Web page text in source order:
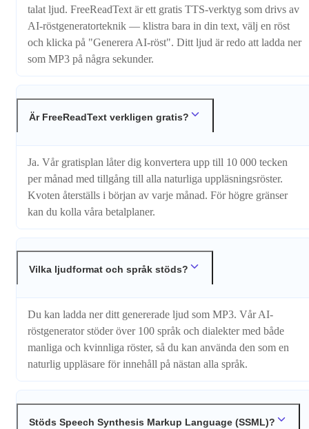
talat ljud. FreeReadText är ett gratis TTS-verktyg som drivs av
AI-röstgeneratorteknik — klistra bara in din text, välj en röst
och klicka på "Generera AI-röst". Ditt ljud är redo att ladda ner
som MP3 på några sekunder.
Är FreeReadText verkligen gratis?
Ja. Vår gratisplan låter dig konvertera upp till 10 000 tecken
per månad med tillgång till alla naturliga uppläsningsröster.
Kvoten återställs i början av varje månad. För högre gränser
kan du kolla våra betalplaner.
Vilka ljudformat och språk stöds?
Du kan ladda ner ditt genererade ljud som MP3. Vår AI-
röstgenerator stöder över 100 språk och dialekter med både
manliga och kvinnliga röster, så du kan använda den som en
naturlig uppläsare för innehåll på nästan alla språk.
Stöds Speech Synthesis Markup Language (SSML)?